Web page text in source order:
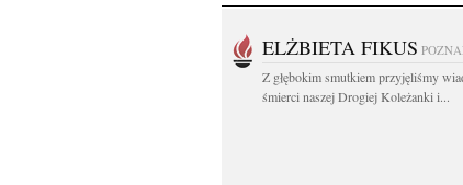
ELŻBIETA FIKUS
Z głębokim smutkiem przyjęliśmy
śmierci naszej Drogiej Koleżanki i...